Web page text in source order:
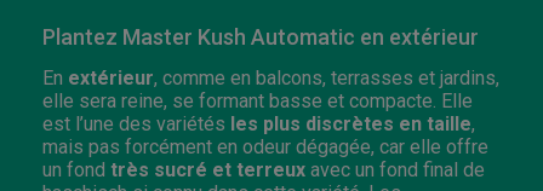
Plantez Master Kush Automatic en extérieur
En extérieur, comme en balcons, terrasses et jardins,
elle sera reine, se formant basse et compacte. Elle
est l’une des variétés les plus discrètes en taille,
mais pas forcément en odeur dégagée, car elle offre
un fond très sucré et terreux avec un fond final de